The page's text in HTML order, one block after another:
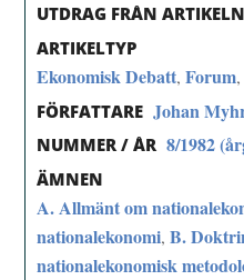
UTDRAG FRÅN ARTIKELN
ARTIKELTYP
Ekonomisk Debatt,Forum
FÖRFATTARE Johan
NUMMER / ÅR 8/1982
ÄMNEN
A. Allmänt om
nationalekonomi,B.
nationalekonomisk